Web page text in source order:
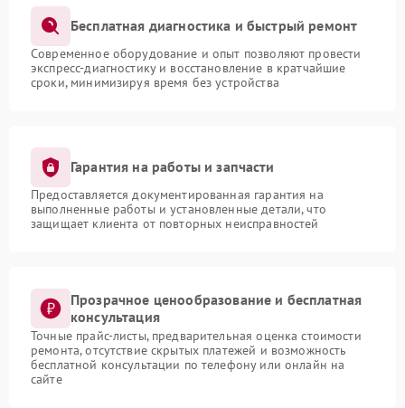
Бесплатная диагностика и быстрый ремонт
Современное оборудование и опыт позволяют провести
экспресс-диагностику и восстановление в кратчайшие
сроки, минимизируя время без устройства
Гарантия на работы и запчасти
Предоставляется документированная гарантия на
выполненные работы и установленные детали, что
защищает клиента от повторных неисправностей
Прозрачное ценообразование и бесплатная
консультация
Точные прайс-листы, предварительная оценка стоимости
ремонта, отсутствие скрытых платежей и возможность
бесплатной консультации по телефону или онлайн на
сайте